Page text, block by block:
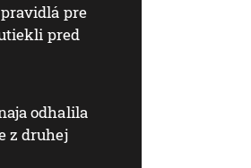
pre
pred
odhalila
z druhej